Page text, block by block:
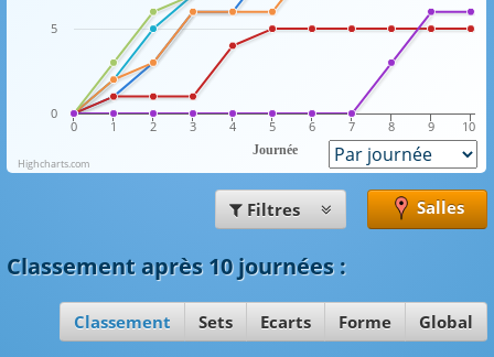
Journée
0 1 2 3 4 5 6 7 8 9 10
0
5
Highcharts.com
Filtres Salles
Classement après 10 journées:
Classement Sets Ecarts Forme Global